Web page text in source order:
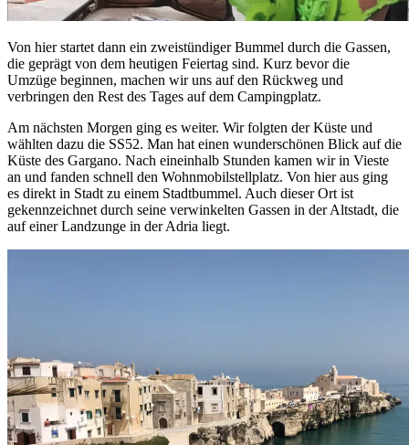
Von hier startet dann ein zweistündiger Bummel durch die Gassen,
die geprägt von dem heutigen Feiertag sind. Kurz bevor die
Umzüge beginnen, machen wir uns auf den Rückweg und
verbringen den Rest des Tages auf dem Campingplatz.
Am nächsten Morgen ging es weiter. Wir folgten der Küste und
wählten dazu die SS52. Man hat einen wunderschönen Blick auf die
Küste des Gargano. Nach eineinhalb Stunden kamen wir in Vieste
an und fanden schnell den Wohnmobilstellplatz. Von hier aus ging
es direkt in Stadt zu einem Stadtbummel. Auch dieser Ort ist
gekennzeichnet durch seine verwinkelten Gassen in der Altstadt, die
auf einer Landzunge in der Adria liegt.